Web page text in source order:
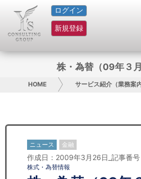
ログイン
新規登録
HOME
サービス紹介
グループ概要
日本人にPR
株・為替（09年３
HOME サービス紹介（業務案内
ニュース 金融
作成日：2009年3月26日_記事番
株式・為替情報